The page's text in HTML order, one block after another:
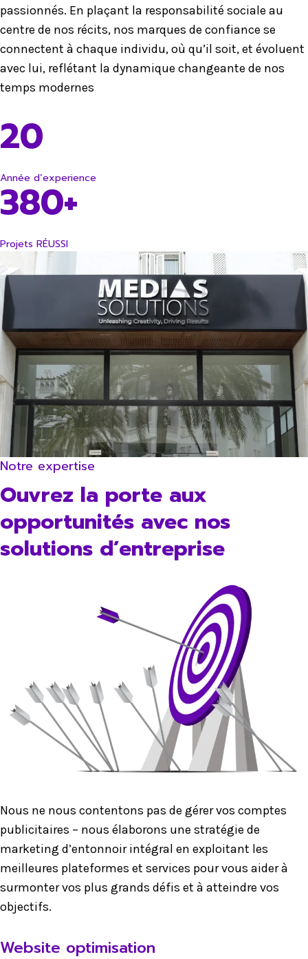
passionnés. En plaçant la responsabilité sociale au
centre de nos récits, nos marques de confiance se
connectent à chaque individu, où qu’il soit, et évoluent
avec lui, reflétant la dynamique changeante de nos
temps modernes
20
Année d’experience
380+
Projets RÉUSSI
Notre expertise
Ouvrez la porte aux
opportunités avec nos
solutions d’entreprise
Nous ne nous contentons pas de gérer vos comptes
publicitaires – nous élaborons une stratégie de
marketing d’entonnoir intégral en exploitant les
meilleures plateformes et services pour vous aider à
surmonter vos plus grands défis et à atteindre vos
objectifs.
Website optimisation